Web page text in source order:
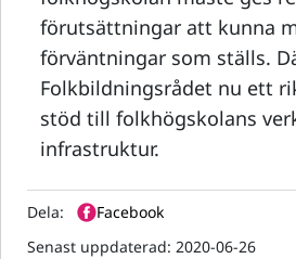
förutsättningar att kunna
förväntningar som ställs.
Folkbildningsrådet nu ett
stöd till folkhögskolans
infrastruktur.
Dela:
Facebook
Senast uppdaterad: 2020-06-26